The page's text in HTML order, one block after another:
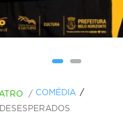
/ COMÉDIA